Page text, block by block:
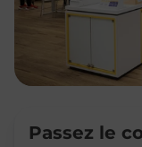
Passez le